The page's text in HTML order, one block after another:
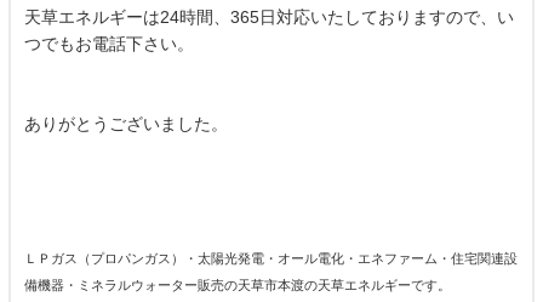
天草エネルギーは24時間、365日対応いたしておりますので、い
つでもお電話下さい。
ありがとうございました。
ＬＰガス（プロパンガス）・太陽光発電・オール電化・エネファーム・住宅関連設
備機器・ミネラルウォーター販売の天草市本渡の天草エネルギーです。